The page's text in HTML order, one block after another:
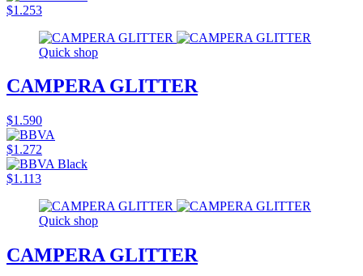
$1.253
Quick shop
CAMPERA GLITTER
$1.590
$1.272
$1.113
Quick shop
CAMPERA GLITTER